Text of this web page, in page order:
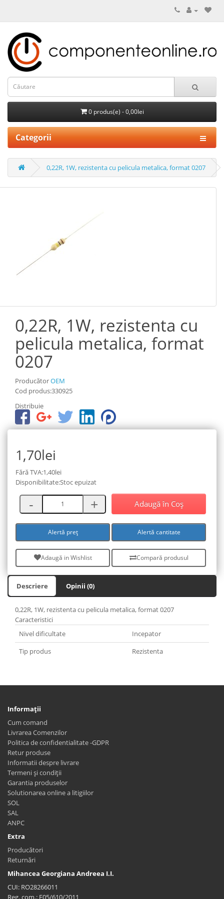
0 produs(e) - 0,00lei
Categorii
0,22R, 1W, rezistenta cu pelicula metalica, format 0207
0,22R, 1W, rezistenta cu
pelicula metalica, format
0207
ProducătorOEM
Cod produs:330925
Distribuie
1,70lei
Fără TVA:1,40lei
Disponibilitate:Stoc epuizat
Adaugă în Coş
Alertă preț Alertă cantitate
Adaugă in Wishlist Compară produsul
Descriere Opinii (0)
0,22R, 1W, rezistenta cu pelicula metalica, format 0207
Caracteristici
Nivel dificultate
Incepator
Tip produs
Rezistenta
Informaţii
Cum comand
Livrarea Comenzilor
Politica de confidentialitate -GDPR
Retur produse
Informatii despre livrare
Termeni și condiții
Garantia produselor
Solutionarea online a litigiilor
SOL
SAL
ANPC
Extra
Producători
Returnări
Mihancea Georgiana Andreea I.I.
CUI: RO28266011
Reg. com.: F05/610/2011